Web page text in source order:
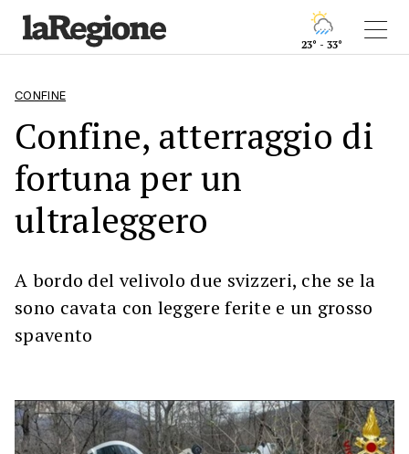
23° - 33°
CONFINE
Confine, atterraggio di
fortuna per un
ultraleggero
A bordo del velivolo due svizzeri, che se la
sono cavata con leggere ferite e un grosso
spavento